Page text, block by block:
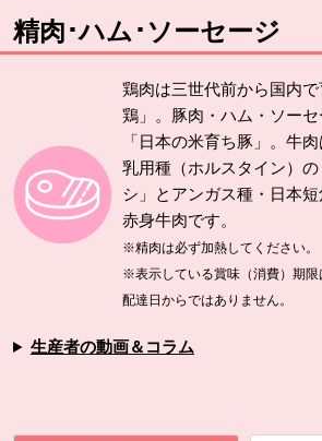
精肉･ハム･ソーセージ
鶏肉は三世代前から国内
鶏」。豚肉・ハム・ソー
「日本の米育ち豚」。牛
乳用種（ホルスタイン）
シ」とアンガス種・日本
赤身牛肉です。
※精肉は必ず加熱してください。
※表示している賞味（消費）期限
配達日からではありません。
生産者の動画＆コラム